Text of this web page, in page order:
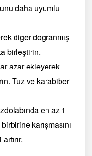
daha uyumlu
diğer doğranmış
birleştirin.
azar ekleyerek
Tuz ve karabiber
en az 1
karışmasını